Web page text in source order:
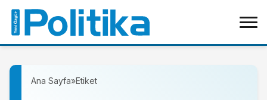
Ana Sayfa»Etiket